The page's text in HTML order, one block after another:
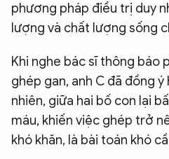
phương pháp điều trị duy
lượng và chất lượng sống
Khi nghe bác sĩ thông báo
ghép gan, anh C đã đồng ý
nhiên, giữa hai bố con lại
máu, khiến việc ghép trở
khó khăn, là bài toán khó